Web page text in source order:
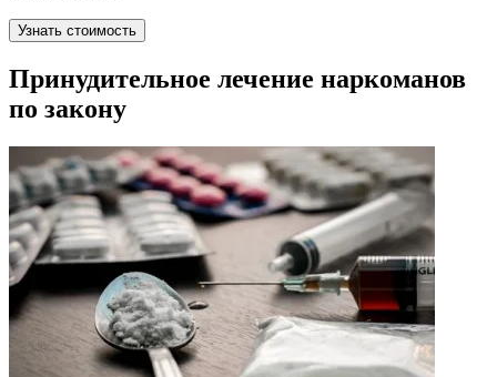
Узнать стоимость
Принудительное лечение наркоманов
по закону